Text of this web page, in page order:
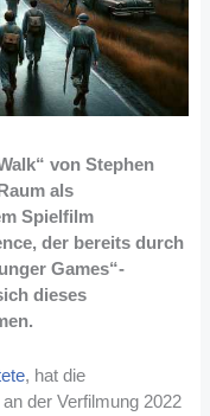
von Stephen
als
Spielfilm
der bereits durch
Games“-
dieses
, hat die
der Verfilmung 2022